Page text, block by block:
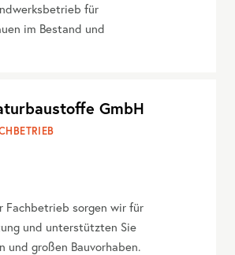
für
im Bestand und
GmbH
Fachbetrieb sorgen wir für
und unterstützten Sie
und großen Bauvorhaben.